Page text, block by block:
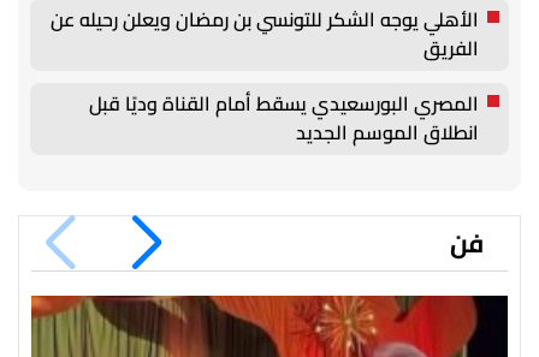
الأهلي يوجه الشكر للتونسي بن رمضان ويعلن رحيله عن
الفريق
المصري البورسعيدي يسقط أمام القناة وديًا قبل
انطلاق الموسم الجديد
فن